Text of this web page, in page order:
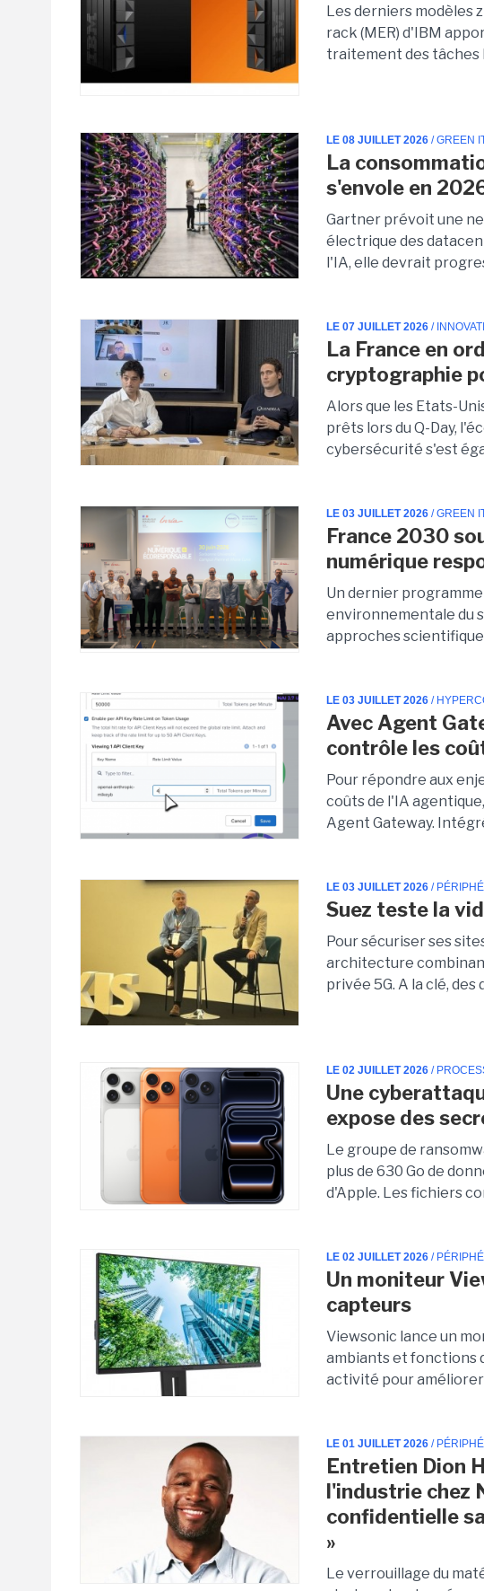
Les derniers modèles
rack (MER) d'IBM
traitement des tâches
LE 08 JUILLET 2026 / GREEN
La
s'envole en
Gartner prévoit une
électrique des
l'IA, elle devrait
LE 07 JUILLET 2026 /
La France en
cryptographie
Alors que les Etats-
prêts lors du Q-Day,
cybersécurité s'est
LE 03 JUILLET 2026 / GREEN
France 2030
numérique
Un dernier
environnementale du
approches
LE 03 JUILLET 2026 /
Avec Agent
contrôle les
Pour répondre aux
coûts de l'IA
Agent Gateway.
LE 03 JUILLET 2026 /
Suez teste la
Pour sécuriser ses
architecture
privée 5G. A la clé, des
LE 02 JUILLET 2026 /
Une
expose des
Le groupe de
plus de 630 Go de
d'Apple. Les fichiers
LE 02 JUILLET 2026 /
Un moniteur
capteurs
Viewsonic lance un
ambiants et fonctions
activité pour
LE 01 JUILLET 2026 /
Entretien Dion
l'industrie chez
confidentielle
»
Le verrouillage du